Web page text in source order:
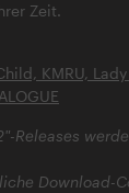
Zeit.
KMRU,
Releases
Download-